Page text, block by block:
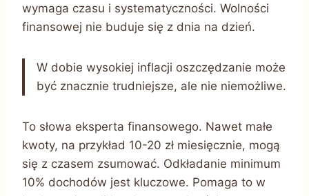
wymaga czasu i systematyczności. Wolności
finansowej nie buduje się z dnia na dzień.
W dobie wysokiej inflacji oszczędzanie może
być znacznie trudniejsze, ale nie niemożliwe.
To słowa eksperta finansowego. Nawet małe
kwoty, na przykład 10-20 zł miesięcznie, mogą
się z czasem zsumować. Odkładanie minimum
10% dochodów jest kluczowe. Pomaga to w